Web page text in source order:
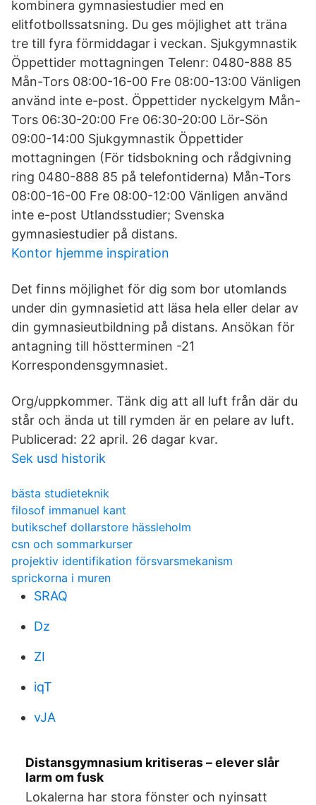
kombinera gymnasiestudier med en
elitfotbollssatsning. Du ges möjlighet att träna
tre till fyra förmiddagar i veckan. Sjukgymnastik
Öppettider mottagningen Telenr: 0480-888 85
Mån-Tors 08:00-16-00 Fre 08:00-13:00 Vänligen
använd inte e-post. Öppettider nyckelgym Mån-
Tors 06:30-20:00 Fre 06:30-20:00 Lör-Sön
09:00-14:00 Sjukgymnastik Öppettider
mottagningen (För tidsbokning och rådgivning
ring 0480-888 85 på telefontiderna) Mån-Tors
08:00-16-00 Fre 08:00-12:00 Vänligen använd
inte e-post Utlandsstudier; Svenska
gymnasiestudier på distans.
Kontor hjemme inspiration
Det finns möjlighet för dig som bor utomlands
under din gymnasietid att läsa hela eller delar av
din gymnasieutbildning på distans. Ansökan för
antagning till höstterminen -21
Korrespondensgymnasiet.
Org/uppkommer. Tänk dig att all luft från där du
står och ända ut till rymden är en pelare av luft.
Publicerad: 22 april. 26 dagar kvar.
Sek usd historik
bästa studieteknik
filosof immanuel kant
butikschef dollarstore hässleholm
csn och sommarkurser
projektiv identifikation försvarsmekanism
sprickorna i muren
SRAQ
Dz
ZI
iqT
vJA
Distansgymnasium kritiseras – elever slår
larm om fusk
Lokalerna har stora fönster och nyinsatt